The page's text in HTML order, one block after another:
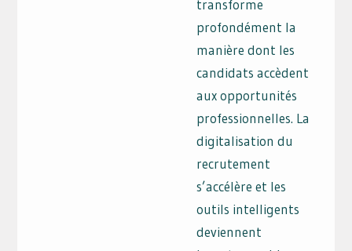
transforme
profondément la
manière dont les
candidats accèdent
aux opportunités
professionnelles. La
digitalisation du
recrutement
s’accélère et les
outils intelligents
deviennent